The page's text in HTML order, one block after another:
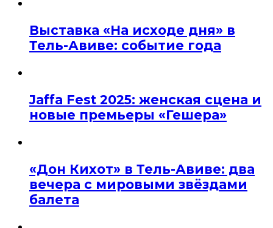
Выставка «На исходе дня» в
Тель-Авиве: событие года
Jaffa Fest 2025: женская сцена и
новые премьеры «Гешера»
«Дон Кихот» в Тель-Авиве: два
вечера с мировыми звёздами
балета